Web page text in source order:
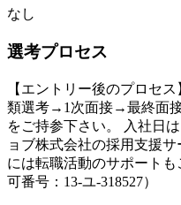
なし
選考プロセス
【エントリー後のプロセ
類選考→1次面接→最終面
をご持参下さい。 入社日
ョブ株式会社の採用支援
には転職活動のサポート
可番号：13-ユ-318527）